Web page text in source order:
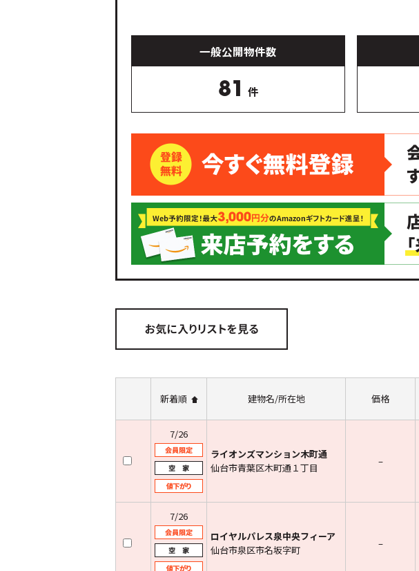
一般公開物件数
81 件
新着順 建物名/所在地 価格
7/26
ライオンズマンション木町通
仙台市青葉区木町通１丁目
–
7/26
ロイヤルパレス泉中央フィーア
仙台市泉区市名坂字町
–